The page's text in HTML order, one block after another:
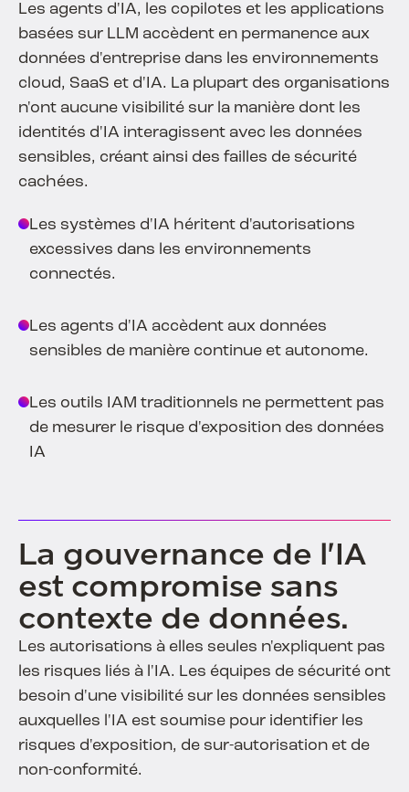
Les agents d'IA, les copilotes et les applications
basées sur LLM accèdent en permanence aux
données d'entreprise dans les environnements
cloud, SaaS et d'IA. La plupart des organisations
n'ont aucune visibilité sur la manière dont les
identités d'IA interagissent avec les données
sensibles, créant ainsi des failles de sécurité
cachées.
Les systèmes d'IA héritent d'autorisations
excessives dans les environnements
connectés.
Les agents d'IA accèdent aux données
sensibles de manière continue et autonome.
Les outils IAM traditionnels ne permettent pas
de mesurer le risque d'exposition des données
IA
La gouvernance de l'IA
est compromise sans
contexte de données.
Les autorisations à elles seules n'expliquent pas
les risques liés à l'IA. Les équipes de sécurité ont
besoin d'une visibilité sur les données sensibles
auxquelles l'IA est soumise pour identifier les
risques d'exposition, de sur-autorisation et de
non-conformité.